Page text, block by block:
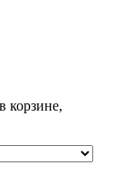
корзине,